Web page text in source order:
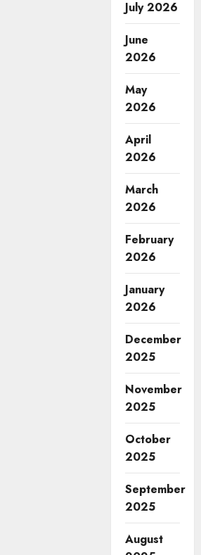
July 2026
June
2026
May
2026
April
2026
March
2026
February
2026
January
2026
December
2025
November
2025
October
2025
September
2025
August